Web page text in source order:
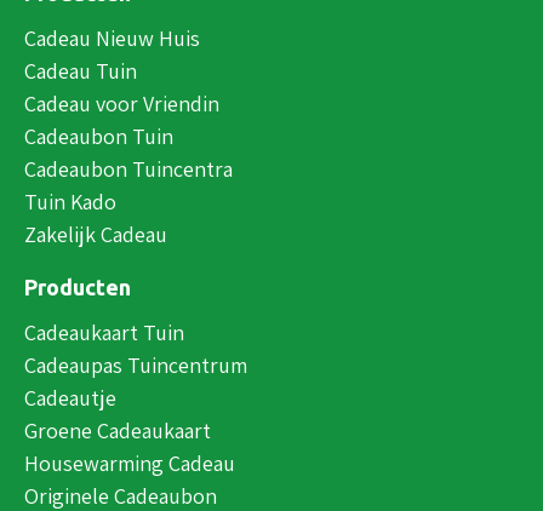
Cadeau Nieuw Huis
Cadeau Tuin
Cadeau voor Vriendin
Cadeaubon Tuin
Cadeaubon Tuincentra
Tuin Kado
Zakelijk Cadeau
Producten
Cadeaukaart Tuin
Cadeaupas Tuincentrum
Cadeautje
Groene Cadeaukaart
Housewarming Cadeau
Originele Cadeaubon